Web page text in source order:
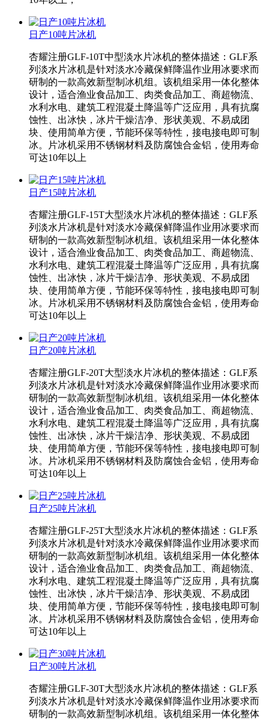
日产10吨片冰机
杏耀注册GLF-10T中型淡水片冰机的整体描述：GLF系
列淡水片冰机是针对淡水冷藏保鲜降温作业用冰要求而
研制的一款高效新型制冰机组。该机组采用一体化整体
设计，适合渔业食品加工、肉类食品加工、商超物流、
水利水电、建筑工程混凝土降温等广泛应用，具有抗腐
蚀性、出冰快，冰片干燥洁净、形状美观、不易成团
块、使用简单方便，节能环保等特性，接电接电即可制
冰。片冰机采用不锈钢材料及防腐蚀合金铝，使用寿命
可达10年以上
日产15吨片冰机
杏耀注册GLF-15T大型淡水片冰机的整体描述：GLF系
列淡水片冰机是针对淡水冷藏保鲜降温作业用冰要求而
研制的一款高效新型制冰机组。该机组采用一体化整体
设计，适合渔业食品加工、肉类食品加工、商超物流、
水利水电、建筑工程混凝土降温等广泛应用，具有抗腐
蚀性、出冰快，冰片干燥洁净、形状美观、不易成团
块、使用简单方便，节能环保等特性，接电接电即可制
冰。片冰机采用不锈钢材料及防腐蚀合金铝，使用寿命
可达10年以上
日产20吨片冰机
杏耀注册GLF-20T大型淡水片冰机的整体描述：GLF系
列淡水片冰机是针对淡水冷藏保鲜降温作业用冰要求而
研制的一款高效新型制冰机组。该机组采用一体化整体
设计，适合渔业食品加工、肉类食品加工、商超物流、
水利水电、建筑工程混凝土降温等广泛应用，具有抗腐
蚀性、出冰快，冰片干燥洁净、形状美观、不易成团
块、使用简单方便，节能环保等特性，接电接电即可制
冰。片冰机采用不锈钢材料及防腐蚀合金铝，使用寿命
可达10年以上
日产25吨片冰机
杏耀注册GLF-25T大型淡水片冰机的整体描述：GLF系
列淡水片冰机是针对淡水冷藏保鲜降温作业用冰要求而
研制的一款高效新型制冰机组。该机组采用一体化整体
设计，适合渔业食品加工、肉类食品加工、商超物流、
水利水电、建筑工程混凝土降温等广泛应用，具有抗腐
蚀性、出冰快，冰片干燥洁净、形状美观、不易成团
块、使用简单方便，节能环保等特性，接电接电即可制
冰。片冰机采用不锈钢材料及防腐蚀合金铝，使用寿命
可达10年以上
日产30吨片冰机
杏耀注册GLF-30T大型淡水片冰机的整体描述：GLF系
列淡水片冰机是针对淡水冷藏保鲜降温作业用冰要求而
研制的一款高效新型制冰机组。该机组采用一体化整体